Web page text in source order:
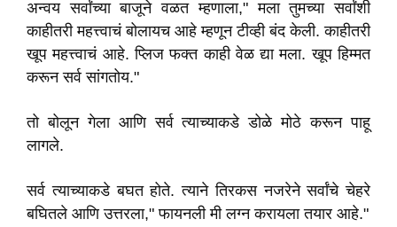
अन्वय सर्वांच्या बाजूने वळत म्हणाला," मला तुमच्या सर्वांशी
काहीतरी महत्त्वाचं बोलायच आहे म्हणून टीव्ही बंद केली. काहीतरी
खूप महत्त्वाचं आहे. प्लिज फक्त काही वेळ द्या मला. खूप हिम्मत
करून सर्व सांगतोय."
तो बोलून गेला आणि सर्व त्याच्याकडे डोळे मोठे करून पाहू
लागले.
सर्व त्याच्याकडे बघत होते. त्याने तिरकस नजरेने सर्वांचे चेहरे
बघितले आणि उत्तरला," फायनली मी लग्न करायला तयार आहे."